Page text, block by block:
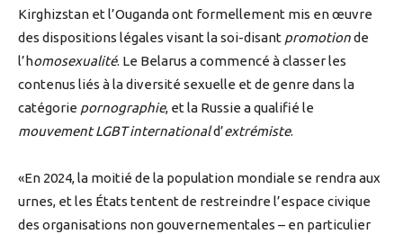
Kirghizstan et l’Ouganda ont formellement mis en œuvre
des dispositions légales visant la soi-disant promotionde
l’homosexualité. Le Belarus a commencé à classer les
contenus liés à la diversité sexuelle et de genre dans la
catégorie pornographie, et la Russie a qualifié le
mouvement LGBT internationald’extrémiste.
«En 2024, la moitié de la population mondiale se rendra aux
urnes, et les États tentent de restreindre l’espace civique
des organisations non gouvernementales – en particulier